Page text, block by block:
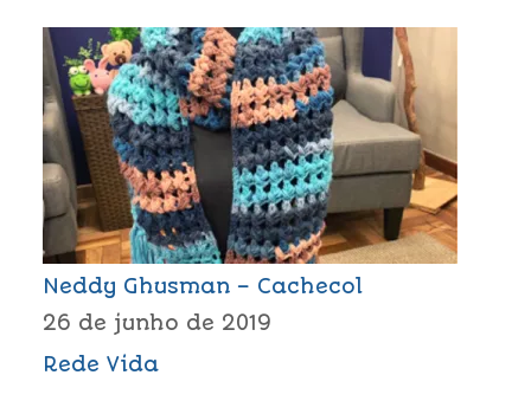
Neddy Ghusman – Cachecol
26 de junho de 2019
Rede Vida